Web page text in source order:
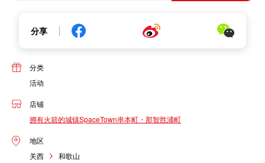
分享
分类
活动
店铺
拥有火箭的城镇SpaceTown串本町・那智胜浦町
地区
关西
和歌山